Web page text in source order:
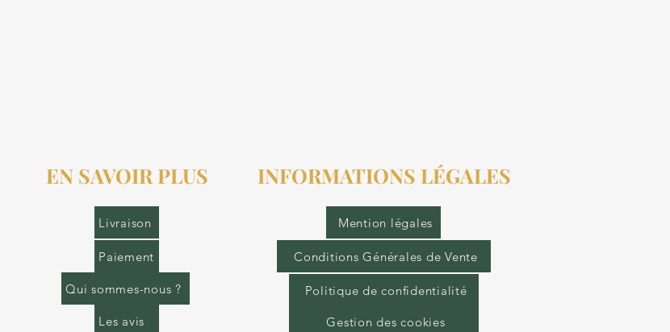
EN SAVOIR PLUS
Livraison
Paiement
Qui sommes-nous ?
Les avis
INFORMATIONS LÉGALES
Mention légales
Conditions Générales de Vente
Politique de confidentialité
Gestion des cookies